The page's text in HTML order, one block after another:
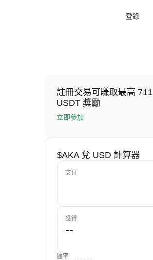
登錄
註冊交易可賺取最高 711
USDT 獎勵
立即參加
$AKA 兌 USD 計算器
支付
獲得
匯率